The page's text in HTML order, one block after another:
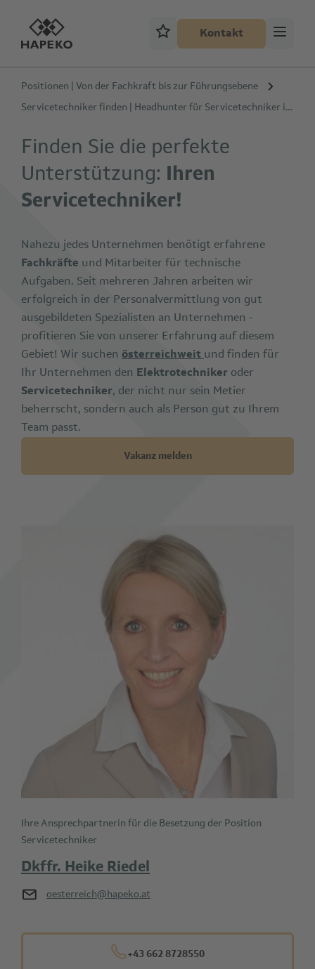
Kontakt
Positionen | Von der Fachkraft bis zur Führungsebene
Servicetechniker finden | Headhunter für Servicetechniker in Österreich
Finden Sie die perfekte
Unterstützung: Ihren
Servicetechniker!
Nahezu jedes Unternehmen benötigt erfahrene
Fachkräfte und Mitarbeiter für technische
Aufgaben. Seit mehreren Jahren arbeiten wir
erfolgreich in der Personalvermittlung von gut
ausgebildeten Spezialisten an Unternehmen -
profitieren Sie von unserer Erfahrung auf diesem
Gebiet! Wir suchen österreichweit und finden für
Ihr Unternehmen den
Elektrotechniker oder
Servicetechniker, der nicht nur sein Metier
beherrscht, sondern auch als Person gut zu Ihrem
Team passt.
Vakanz melden
Ihre Ansprechpartnerin für die Besetzung der Position
Servicetechniker
Dkffr. Heike Riedel
oesterreich@hapeko.at
+43 662 8728550